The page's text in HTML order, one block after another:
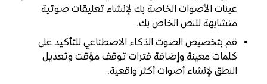
عينات الأصوات الخاصة بك لإنشاء تعليقات صوتية
متشابهة للنص الخاص بك.
قم بتخصيص الصوت الذكاء الاصطناعي للتأكيد على
كلمات معينة وإضافة فترات توقف مؤقت وتعديل
النطق لإنشاء أصوات أكثر واقعية.